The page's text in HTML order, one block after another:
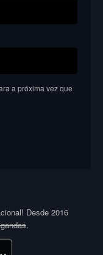
a próxima vez que
Desde 2016
.